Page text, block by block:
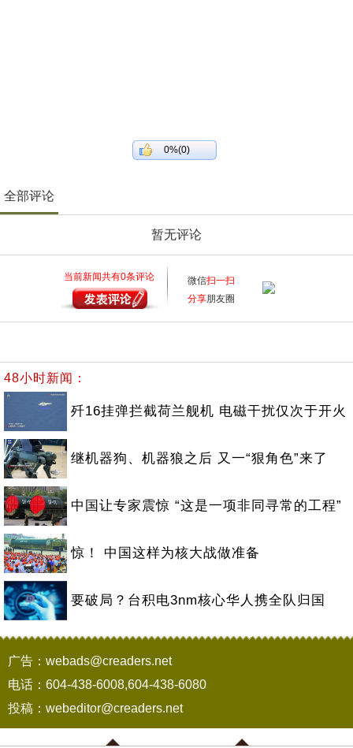
0%(0)
全部评论
暂无评论
当前新闻共有0条评论 微信扫一扫
分享朋友圈
48小时新闻：
歼16挂弹拦截荷兰舰机 电磁干扰仅次于开火
继机器狗、机器狼之后 又一“狠角色”来了
中国让专家震惊 “这是一项非同寻常的工程”
惊！ 中国这样为核大战做准备
要破局？台积电3nm核心华人携全队归国
广告：webads@creaders.net
电话：604-438-6008,604-438-6080
投稿：webeditor@creaders.net